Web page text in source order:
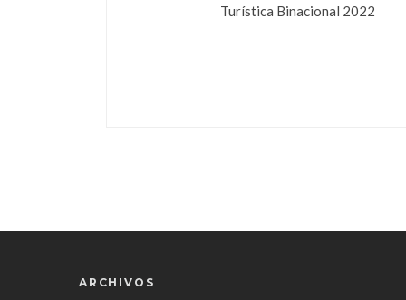
Turística Binacional 2022
ARCHIVOS